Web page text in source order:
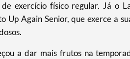
exercício físico regular. Já o
Up Again Senior, que exerce a
a dar mais frutos na